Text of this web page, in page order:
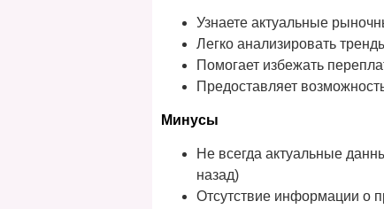
Узнаете актуальные
Легко анализировать
Помогает избежать
Предоставляет
Минусы
Не всегда актуальные
назад)
Отсутствие информации о